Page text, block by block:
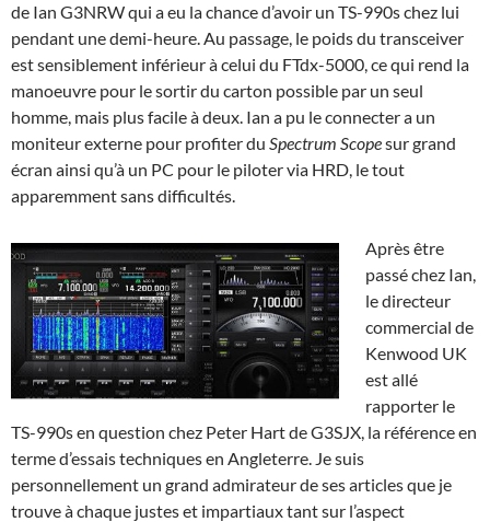
de Ian G3NRW qui a eu la chance d’avoir un TS-990s chez lui
pendant une demi-heure. Au passage, le poids du transceiver
est sensiblement inférieur à celui du FTdx-5000, ce qui rend la
manoeuvre pour le sortir du carton possible par un seul
homme, mais plus facile à deux. Ian a pu le connecter a un
moniteur externe pour profiter du Spectrum Scopesur grand
écran ainsi qu’à un PC pour le piloter via HRD, le tout
apparemment sans difficultés.
Après être
passé chez Ian,
le directeur
commercial de
Kenwood UK
est allé
rapporter le
TS-990s en question chez Peter Hart de G3SJX, la référence en
terme d’essais techniques en Angleterre. Je suis
personnellement un grand admirateur de ses articles que je
trouve à chaque justes et impartiaux tant sur l’aspect